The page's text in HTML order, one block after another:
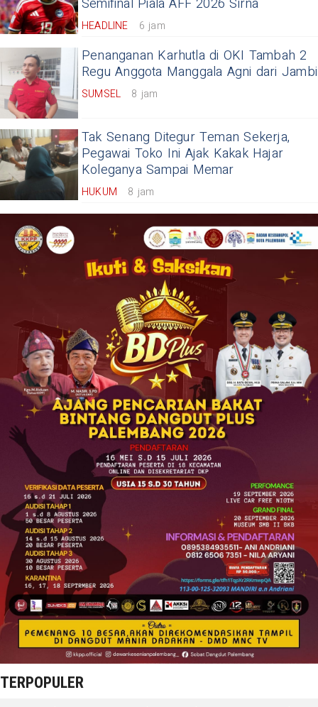
Semifinal Piala AFF 2026 Sirna
HEADLINE 6 jam
Penanganan Karhutla di OKI Tambah 2
Regu Anggota Manggala Agni dari Jambi
SUMSEL 8 jam
Tak Senang Ditegur Teman Sekerja,
Pegawai Toko Ini Ajak Kakak Hajar
Koleganya Sampai Memar
HUKUM 8 jam
TERPOPULER